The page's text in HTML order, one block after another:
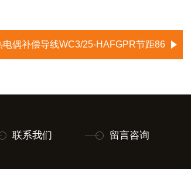
电偶补偿导线WC3/25-HAFGPR节距86
联系我们 留言咨询